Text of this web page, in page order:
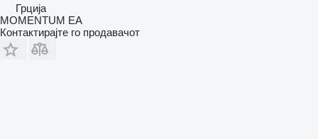
Грција
MOMENTUM EA
Контактирајте го продавачот